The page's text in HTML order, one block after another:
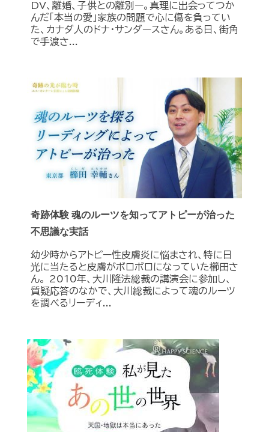
DV、離婚、子供との離別ー。真理に出会ってつか
んだ「本当の愛」家族の問題で心に傷を負ってい
た、カナダ人のドナ・サンダースさん。ある日、街角
で手渡さ...
奇跡体験 魂のルーツを知ってアトピーが治った
不思議な実話
幼少時からアトピー性皮膚炎に悩まされ、特に日
光に当たると皮膚がボロボロになっていた櫛田さ
ん。 2010年、大川隆法総裁の講演会に参加し、
質疑応答のなかで、大川総裁によって魂のルーツ
を調べるリーディ...